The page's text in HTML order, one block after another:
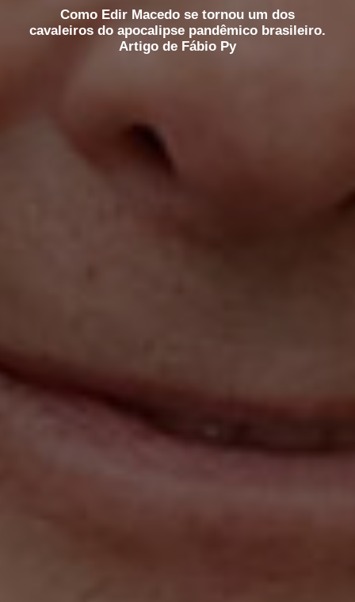
Como Edir Macedo se tornou um dos
cavaleiros do apocalipse pandêmico brasileiro.
Artigo de Fábio Py